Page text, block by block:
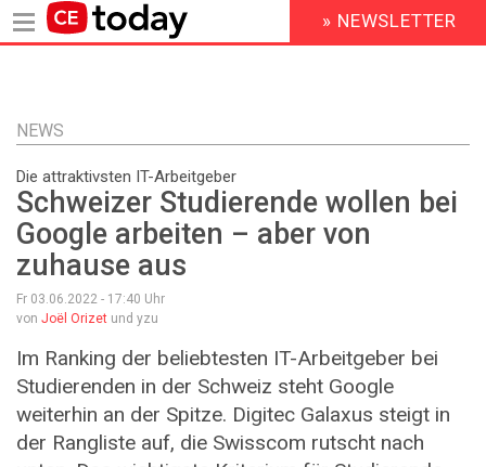
Inhalt
HEADER
MENU
» NEWSLETTER
NEWS
Die attraktivsten IT-Arbeitgeber
Schweizer Studierende wollen bei
Google arbeiten – aber von
zuhause aus
Fr 03.06.2022 - 17:40 Uhr
von Joël Orizet und yzu
Im Ranking der beliebtesten IT-Arbeitgeber bei
Studierenden in der Schweiz steht Google
weiterhin an der Spitze. Digitec Galaxus steigt in
der Rangliste auf, die Swisscom rutscht nach